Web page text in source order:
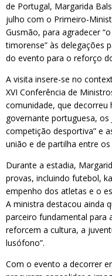
de Portugal, Margarida
julho com o Primeiro-
Gusmão, para agradecer
timorense” às delegações
do evento para o reforço
A visita insere-se no
XVI Conferência de
comunidade, que decorreu
governante portuguesa, os
competição desportiva” e
união e de partilha entre
Durante a estadia,
provas, incluindo futebol,
empenho dos atletas e o
A ministra destacou ainda
parceiro fundamental para
reforcem a cultura, a
lusófono”.
Com o evento a decorrer